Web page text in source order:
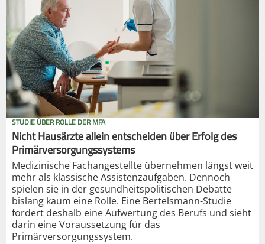
STUDIE ÜBER ROLLE DER MFA
Nicht Hausärzte allein entscheiden über Erfolg des
Primärversorgungssystems
Medizinische Fachangestellte übernehmen längst weit
mehr als klassische Assistenzaufgaben. Dennoch
spielen sie in der gesundheitspolitischen Debatte
bislang kaum eine Rolle. Eine Bertelsmann-Studie
fordert deshalb eine Aufwertung des Berufs und sieht
darin eine Voraussetzung für das
Primärversorgungssystem.